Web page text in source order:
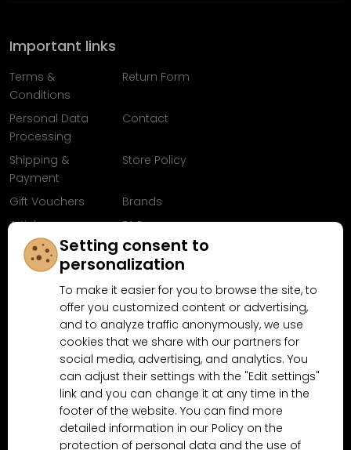
Important links
Terms &
Conditions
Return Form
Personal Data
Processing
Contact
Shipping &
Payment
Store Policy
Gift Vouchers
Brands
Articles
FAQ
Follow us on
Facebook
Why shop at MN-Modelar.com
4.9/5(10481x) 4.5/5 (189x)
Setting consent to
personalization
To make it easier for you to browse the site, to
offer you customized content or advertising,
and to analyze traffic anonymously, we use
cookies that we share with our partners for
social media, advertising, and analytics. You
can adjust their settings with the "Edit settings"
link and you can change it at any time in the
footer of the website. You can find more
detailed information in our Policy on the
protection of personal data and the use of